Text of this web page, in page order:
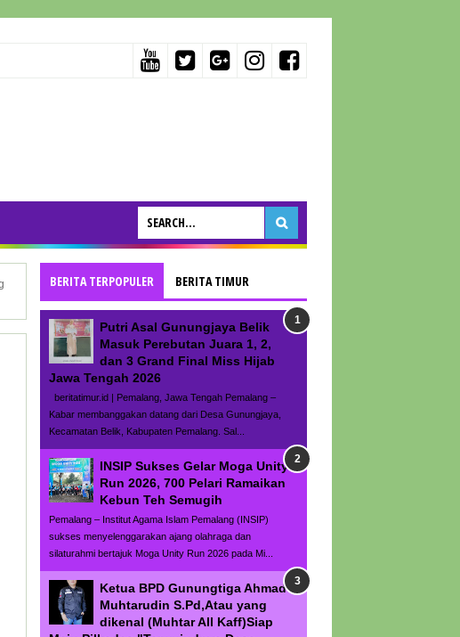
BERITA TERPOPULER BERITA TIMUR
Putri Asal Gunungjaya Belik
Masuk Perebutan Juara 1, 2,
dan 3 Grand Final Miss Hijab
Jawa Tengah 2026
beritatimur.id | Pemalang, Jawa Tengah Pemalang –
Kabar membanggakan datang dari Desa Gunungjaya,
Kecamatan Belik, Kabupaten Pemalang. Sal...
INSIP Sukses Gelar Moga Unity
Run 2026, 700 Pelari Ramaikan
Kebun Teh Semugih
Pemalang – Institut Agama Islam Pemalang (INSIP)
sukses menyelenggarakan ajang olahraga dan
silaturahmi bertajuk Moga Unity Run 2026 pada Mi...
Ketua BPD Gunungtiga Ahmad
Muhtarudin S.Pd,Atau yang
dikenal (Muhtar All Kaff)Siap